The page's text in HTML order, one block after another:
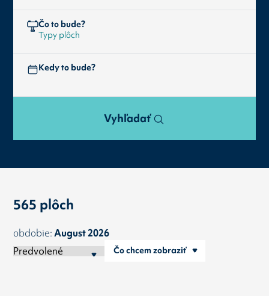
Čo to bude?
Kedy to bude?
Vyhľadať
565 plôch
obdobie:August 2026
Čo chcem zobraziť